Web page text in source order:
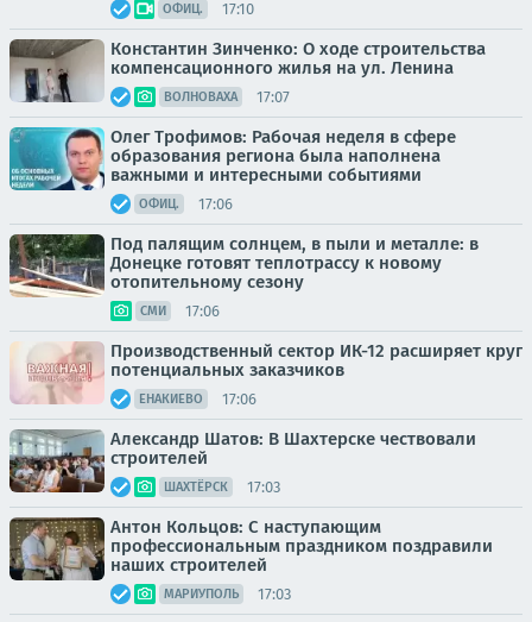
ОФИЦ. 17:10
Константин Зинченко: О ходе строительства
компенсационного жилья на ул. Ленина
ВОЛНОВАХА 17:07
Олег Трофимов: Рабочая неделя в сфере
образования региона была наполнена
важными и интересными событиями
ОФИЦ. 17:06
Под палящим солнцем, в пыли и металле: в
Донецке готовят теплотрассу к новому
отопительному сезону
СМИ 17:06
Производственный сектор ИК-12 расширяет круг
потенциальных заказчиков
ЕНАКИЕВО 17:06
Александр Шатов: В Шахтерске чествовали
строителей
ШАХТЁРСК 17:03
Антон Кольцов: С наступающим
профессиональным праздником поздравили
наших строителей
МАРИУПОЛЬ 17:03